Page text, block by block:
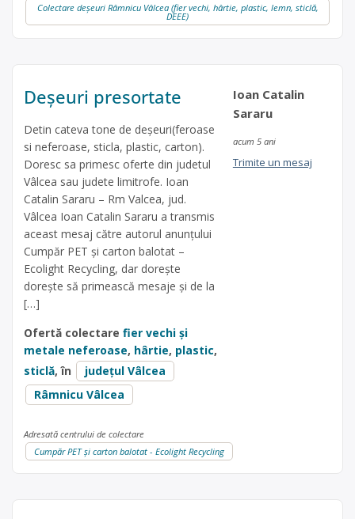
Colectare deșeuri Râmnicu Vâlcea (fier vechi, hârtie, plastic, lemn, sticlă,
DEEE)
Deșeuri presortate
Detin cateva tone de deșeuri(feroase
si neferoase, sticla, plastic, carton).
Doresc sa primesc oferte din judetul
Vâlcea sau judete limitrofe. Ioan
Catalin Sararu – Rm Valcea, jud.
Vâlcea Ioan Catalin Sararu a transmis
aceast mesaj către autorul anunțului
Cumpăr PET și carton balotat –
Ecolight Recycling, dar dorește
dorește să primească mesaje și de la
[…]
Ofertă colectare fier vechi și
metale neferoase, hârtie, plastic,
sticlă, în
județul Vâlcea
Râmnicu Vâlcea
Ioan Catalin
Sararu
acum 5 ani
Trimite un mesaj
Adresată centrului de colectare
Cumpăr PET și carton balotat - Ecolight Recycling